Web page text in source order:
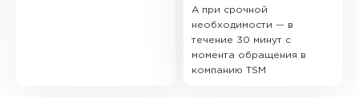
А при срочной
необходимости — в
течение 30 минут с
момента обращения в
компанию TSM